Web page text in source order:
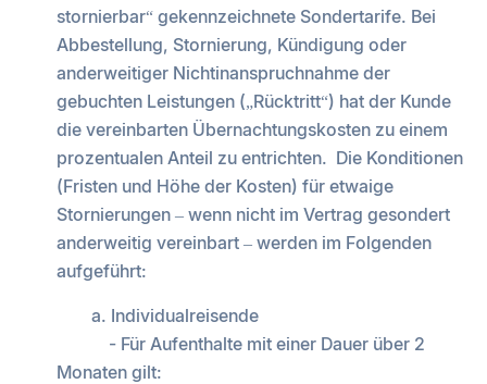
stornierbar“ gekennzeichnete Sondertarife. Bei
Abbestellung, Stornierung, Kündigung oder
anderweitiger Nichtinanspruchnahme der
gebuchten Leistungen („Rücktritt“) hat der Kunde
die vereinbarten Übernachtungskosten zu einem
prozentualen Anteil zu entrichten. Die Konditionen
(Fristen und Höhe der Kosten) für etwaige
Stornierungen – wenn nicht im Vertrag gesondert
anderweitig vereinbart – werden im Folgenden
aufgeführt:
a. Individualreisende
- Für Aufenthalte mit einer Dauer über 2
Monaten gilt: